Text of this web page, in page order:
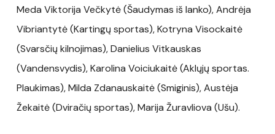
Meda Viktorija Večkytė (Šaudymas iš lanko), Andrėja
Vibriantytė (Kartingų sportas), Kotryna Visockaitė
(Svarsčių kilnojimas), Danielius Vitkauskas
(Vandensvydis), Karolina Voiciukaitė (Aklųjų sportas.
Plaukimas), Milda Zdanauskaitė (Smiginis), Austėja
Žekaitė (Dviračių sportas), Marija Žuravliova (Ušu).